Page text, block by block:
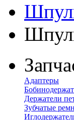
Адаптеры
Держатели
Зубчатые